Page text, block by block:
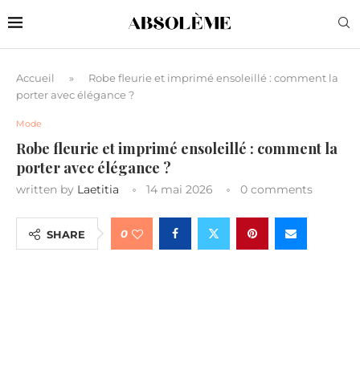
Accueil »
Robe fleurie et imprimé ensoleillé : comment la
porter avec élégance ?
Mode
Robe fleurie et imprimé ensoleillé : comment la
porter avec élégance ?
written by Laetitia 14 mai 2026 0 comments
SHARE 0